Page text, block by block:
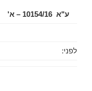
ע"א 10154/16 – א'
לפני: